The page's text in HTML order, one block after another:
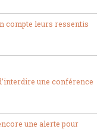
compte leurs ressentis
une conférence
une alerte pour